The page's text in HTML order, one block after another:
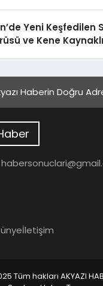
Yeni Keşfedilen
ve Kene
Haberin Doğru
İletişim
Tüm hakları AKYAZI